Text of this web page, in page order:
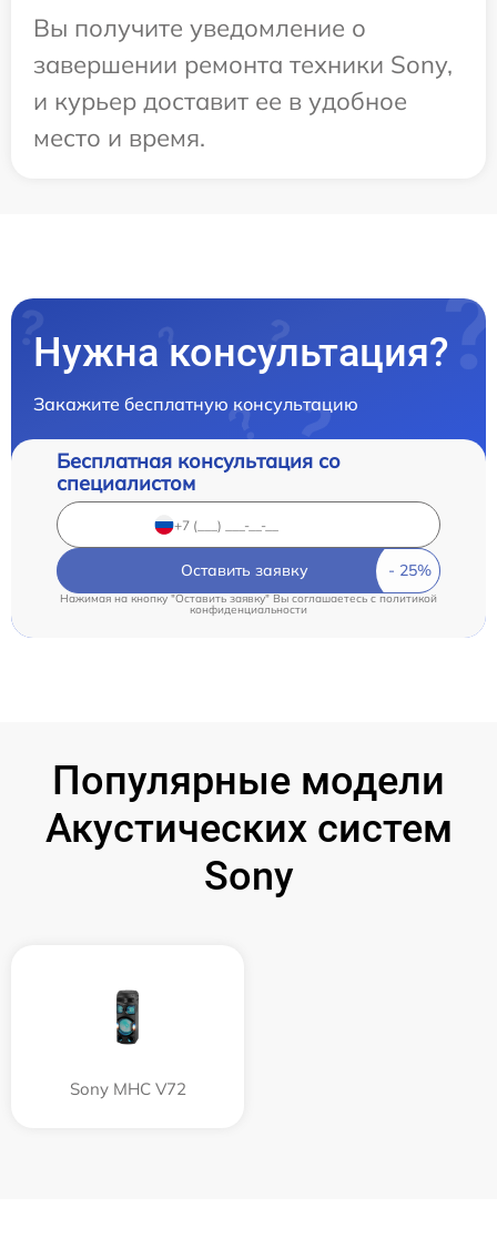
Вы получите уведомление о
завершении ремонта техники Sony,
и курьер доставит ее в удобное
место и время.
Нужна консультация?
Закажите бесплатную консультацию
Бесплатная консультация со
специалистом
Оставить заявку
Нажимая на кнопку "Оставить заявку" Вы соглашаетесь cполитикой
конфиденциальности
Популярные модели
Акустических систем
Sony
Sony MHC V72